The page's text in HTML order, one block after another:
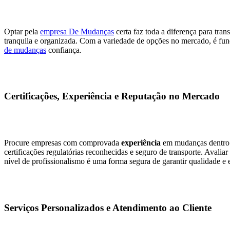
Optar pela empresa De Mudanças certa faz toda a diferença para
tranquila e organizada. Com a variedade de opções no mercado, é
de mudanças confiança.
Certificações, Experiência e Reputação no Mercado
Procure empresas com comprovada experiência em mudanças
certificações regulatórias reconhecidas e seguro de transporte.
nível de profissionalismo é uma forma segura de garantir qualidade e
Serviços Personalizados e Atendimento ao Cliente